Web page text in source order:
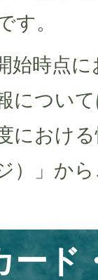
す。
始時点
につい
におけ
）」か
ード